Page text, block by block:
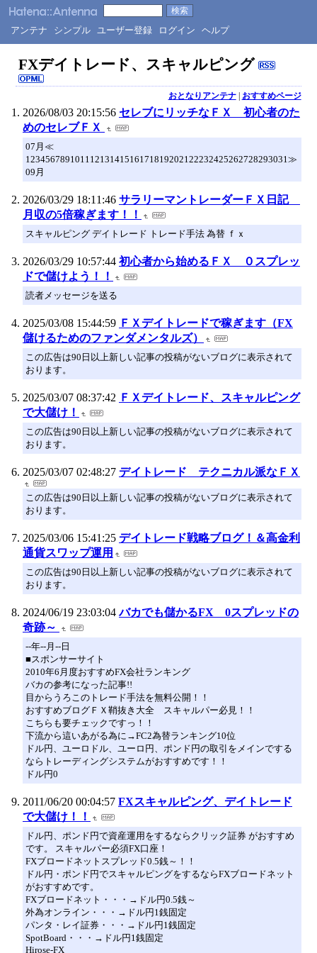
アンテナ シンプル ユーザー登録 ログイン ヘルプ
FXデイトレード、スキャルピング
おとなりアンテナ| おすすめページ
2026/08/03 20:15:56 セレブにリッチなＦＸ 初心者のた
めのセレブＦＸ
07月≪
12345678910111213141516171819202122232425262728293031≫
09月
2026/03/29 18:11:46 サラリーマントレーダーＦＸ日記
月収の5倍稼ぎます！！
スキャルピング デイトレード トレード手法 為替 ｆｘ
2026/03/29 10:57:44 初心者から始めるＦＸ ０スプレッ
ドで儲けよう！！
読者メッセージを送る
2025/03/08 15:44:59 ＦＸデイトレードで稼ぎます（FX
儲けるためのファンダメンタルズ）
この広告は90日以上新しい記事の投稿がないブログに表示されて
おります。
2025/03/07 08:37:42 ＦＸデイトレード、スキャルピング
で大儲け！
この広告は90日以上新しい記事の投稿がないブログに表示されて
おります。
2025/03/07 02:48:27 デイトレード テクニカル派なＦＸ
この広告は90日以上新しい記事の投稿がないブログに表示されて
おります。
2025/03/06 15:41:25 デイトレード戦略ブログ！＆高金利
通貨スワップ運用
この広告は90日以上新しい記事の投稿がないブログに表示されて
おります。
2024/06/19 23:03:04 バカでも儲かるFX 0スプレッドの
奇跡～
--年--月--日
■スポンサーサイト
2010年6月度おすすめFX会社ランキング
バカの参考になった記事!!
目からうろこのトレード手法を無料公開！！
おすすめブログＦＸ鞘抜き大全 スキャルパー必見！！
こちらも要チェックですっ！！
下流から這いあがる為に→FC2為替ランキング10位
ドル円、ユーロドル、ユーロ円、ポンド円の取引をメインでする
ならトレーディングシステムがおすすめです！！
ドル円0
2011/06/20 00:04:57 FXスキャルピング、デイトレード
で大儲け！！
ドル円、ポンド円で資産運用をするならクリック証券 がおすすめ
です。 スキャルパー必須FX口座！
FXブロードネットスプレッド0.5銭～！！
ドル円・ポンド円でスキャルピングをするならFXブロードネット
がおすすめです。
FXブロードネット・・・→ドル円0.5銭～
外為オンライン・・・→ドル円1銭固定
パンタ・レイ証券・・・→ドル円1銭固定
SpotBoard・・・→ドル円1銭固定
Hirose-FX